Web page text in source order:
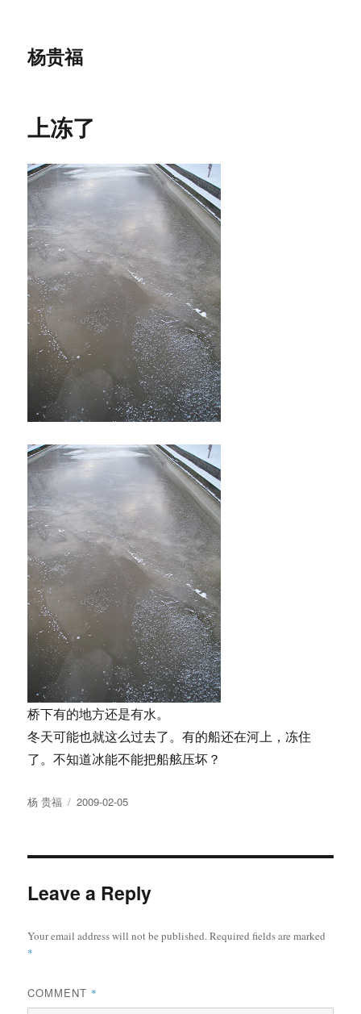
杨贵福
上冻了
桥下有的地方还是有水。
冬天可能也就这么过去了。有的船还在河上，冻住
了。不知道冰能不能把船舷压坏？
Author
杨 贵福
Posted
2009-02-05
Leave a Reply
Your email address will not be published.Required fields are marked
*
COMMENT *